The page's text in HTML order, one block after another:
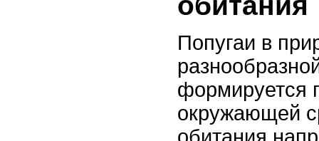
Попугаи в
формируется
окружающей